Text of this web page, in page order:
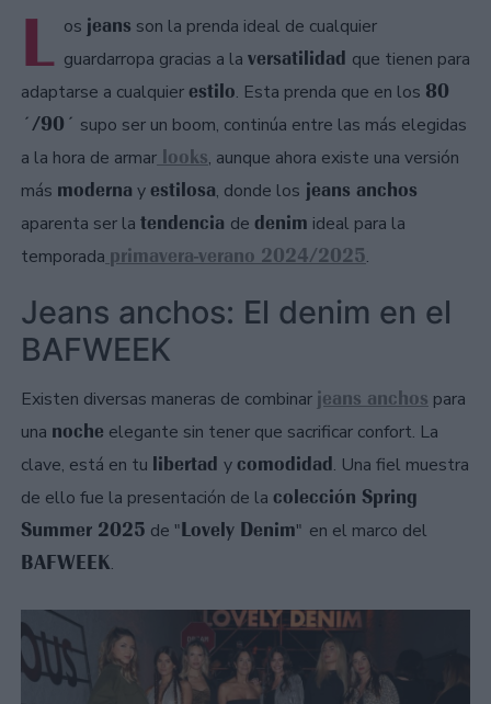
L os jeans son la prenda ideal de cualquier
guardarropa gracias a la versatilidad que tienen para
adaptarse a cualquierestilo. Esta prenda que en los 80
´/90´ supo ser un boom, continúa entre las más elegidas
a la hora de armar looks, aunque ahora existe una versión
más moderna yestilosa, donde los jeans anchos
aparenta ser la tendencia de denim ideal para la
temporada primavera-verano 2024/2025.
Jeans anchos: El denim en el
BAFWEEK
Existen diversas maneras de combinar jeans anchos para
una noche elegante sin tener que sacrificar confort. La
clave, está en tu libertad ycomodidad. Una fiel muestra
de ello fue la presentación de la colección Spring
Summer 2025 de "Lovely Denim" en el marco del
BAFWEEK.